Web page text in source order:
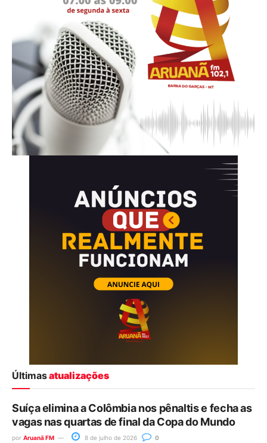
Últimasatualizações
Suíça elimina a Colômbia nos pênaltis e fecha as
vagas nas quartas de final da Copa do Mundo
por Aruanã FM 8 de julho de 2026 0